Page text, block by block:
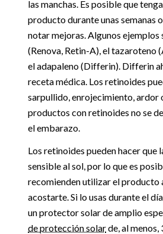
las manchas. Es posible que
producto durante unas semanas
notar mejoras. Algunos ejemplos
(Renova, Retin-A), el tazaroteno
el adapaleno (Differin). Differin
receta médica. Los retinoides
sarpullido, enrojecimiento, ardor
productos con retinoides no se
el embarazo.
Los retinoides pueden hacer que
sensible al sol, por lo que es
recomienden utilizar el producto
acostarte. Si lo usas durante el
un protector solar de amplio
de protección solarde, al